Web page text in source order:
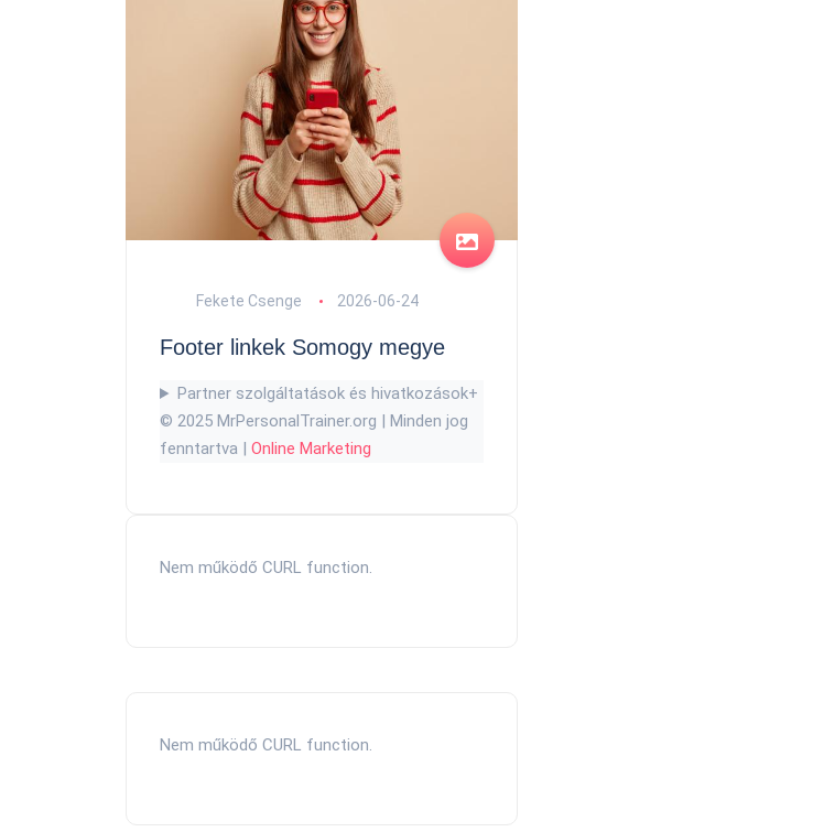
Fekete Csenge 2026-06-24
Footer linkek Somogy megye
Partner szolgáltatások és hivatkozások+
© 2025 MrPersonalTrainer.org | Minden jog
fenntartva | Online Marketing
Nem működő CURL function.
Nem működő CURL function.